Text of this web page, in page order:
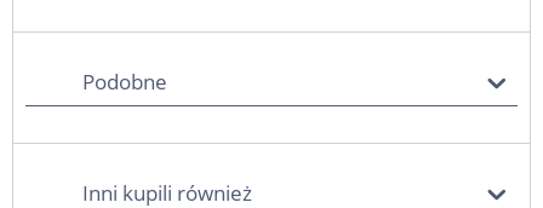
Podobne
Inni kupili również